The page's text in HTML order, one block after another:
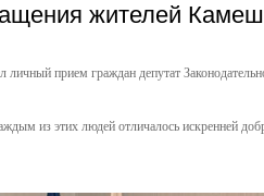
жителей
прием граждан депутат
из этих людей отличалось искренней